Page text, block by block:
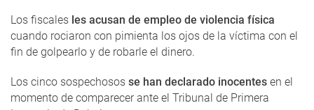
Los fiscales les acusan de empleo de violencia física
cuando rociaron con pimienta los ojos de la víctima con el
fin de golpearlo y de robarle el dinero.
Los cinco sospechosos se han declarado inocentes en el
momento de comparecer ante el Tribunal de Primera